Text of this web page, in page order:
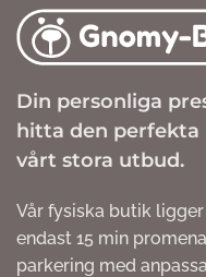
Din personliga
hitta den perfekta
vårt stora utbud.
Vår fysiska butik
endast 15 min
parkering med